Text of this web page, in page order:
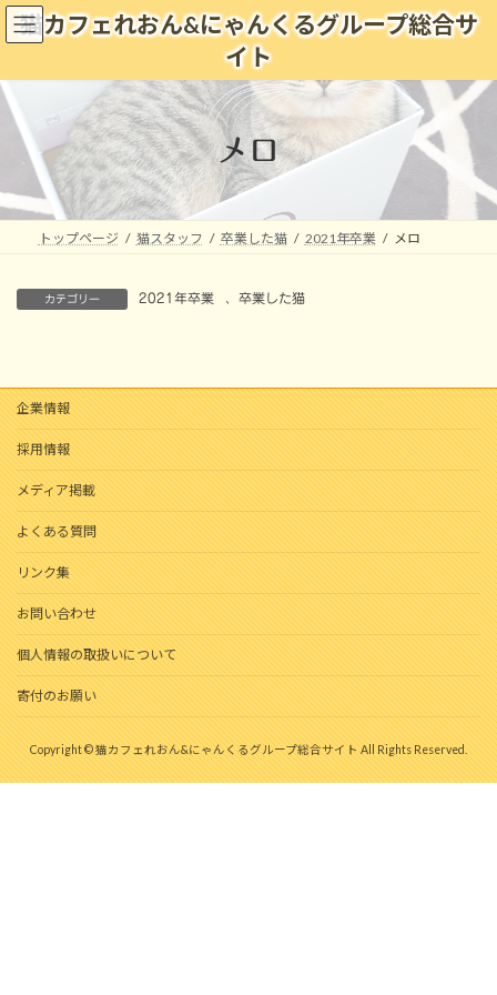
コ
ン
ン
ツ
へ
ッ
プ
ナ
ビ
ー
シ
ョ
移
動
猫カフェれおん&にゃんくるグループ総合サ
イト
メロ
トップページ 猫スタッフ 卒業した猫 2021年卒業 メロ
カテゴリー 2021年卒業 卒業した猫
企業情報
採用情報
メディア掲載
よくある質問
リンク集
お問い合わせ
個人情報の取扱いについて
寄付のお願い
Copyright © 猫カフェれおん&にゃんくるグループ総合サイト All Rights Reserved.